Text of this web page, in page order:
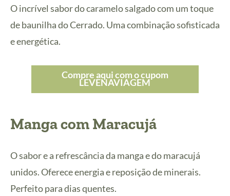
O incrível sabor do caramelo salgado com um toque
de baunilha do Cerrado. Uma combinação sofisticada
e energética.
Compre aqui com o cupom
LEVENAVIAGEM
Manga com Maracujá
O sabor e a refrescância da manga e do maracujá
unidos. Oferece energia e reposição de minerais.
Perfeito para dias quentes.